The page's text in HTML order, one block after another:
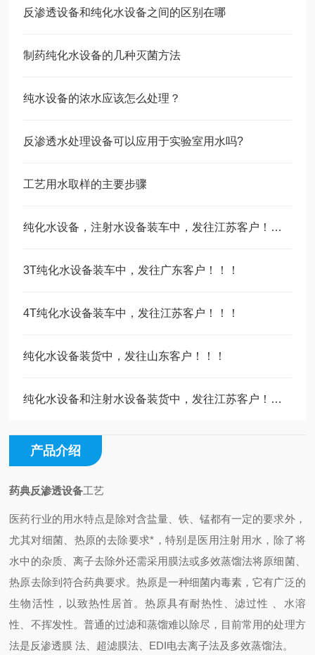
反渗透设备和纯化水设备之间的区别在哪
制药纯化水设备的几种灭菌方法
纯水设备的浓水应该怎么处理？
反渗透水处理设备可以应用于实验室用水吗?
工艺用水取样的主要步骤
纯化水设备，注射水设备装车中，发往江苏客户！！！
3T纯化水设备装车中，发往广东客户！！！
4T纯化水设备装车中，发往江苏客户！！！
纯化水设备装货中，发往山东客户！！！
纯化水设备和注射水设备装货中，发往江苏客户！！！
产品介绍
药典反渗透设备工艺
医药行业的用水特点是除对含盐量、铁、锰都有一定的要求外，
尤其对细菌、热原的去除要求*，特别是医用注射用水，除了将
水中的杂质、离子去除外还需采用膜法或多效蒸馏法将原细菌、
热原去除到符合药典要求。热原是一种细菌内毒素，它有广泛的
生物活性，以致热性居首。热原具有耐热性、滤过性 、水溶
性、不挥发性。普通的过滤和蒸馏难以除尽，目前常用的处理方
法是反渗透膜 法、超滤膜法、EDI电去离子法及多效蒸馏法。